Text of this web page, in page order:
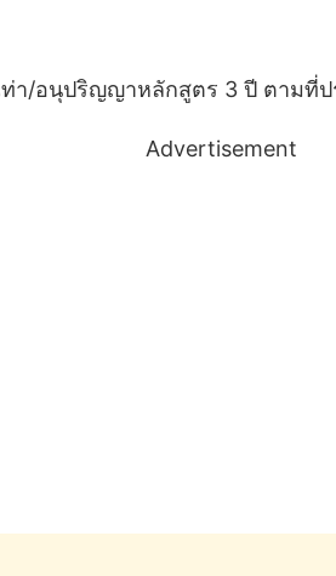
/อนุปริญญาหลักสูตร 3 ปี ตามที่
Advertisement